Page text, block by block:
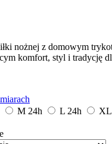
nożnej z domowym
komfort, styl i tradycję
M 24h L 24h XL